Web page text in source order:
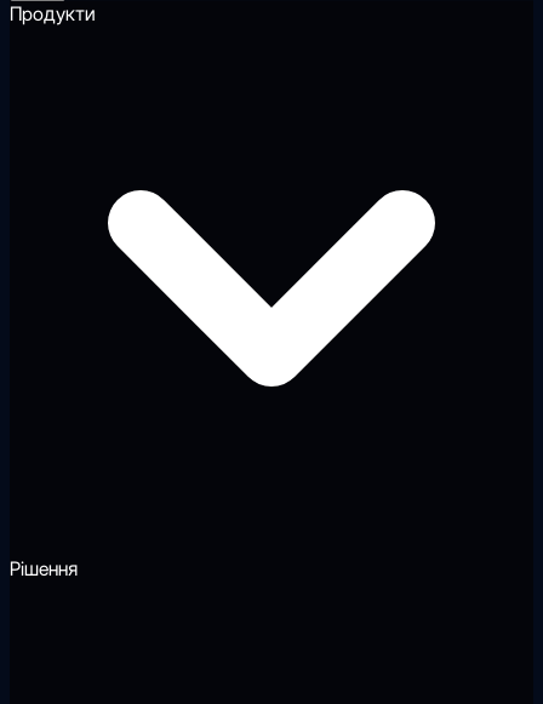
Продукти
Рішення